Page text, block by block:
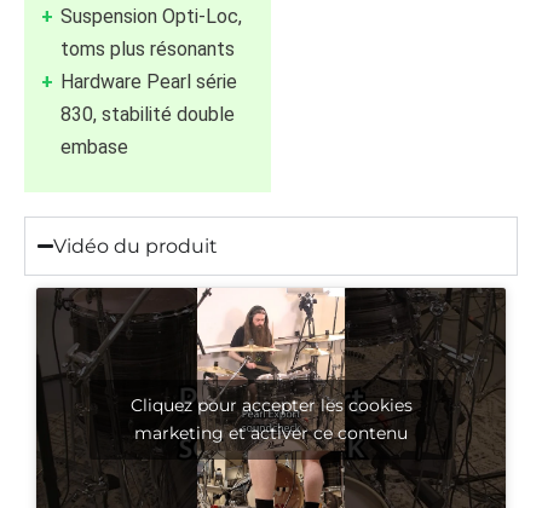
Suspension Opti-Loc,
toms plus résonants
Hardware Pearl série
830, stabilité double
embase
Vidéo du produit
Cliquez pour accepter les cookies
marketing et activer ce contenu